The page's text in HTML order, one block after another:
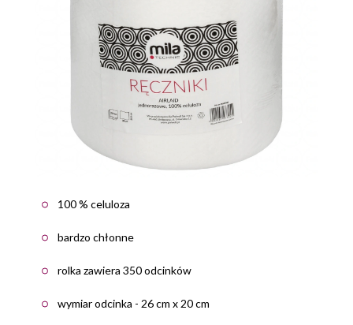
100 % celuloza
bardzo chłonne
rolka zawiera 350 odcinków
wymiar odcinka - 26 cm x 20 cm